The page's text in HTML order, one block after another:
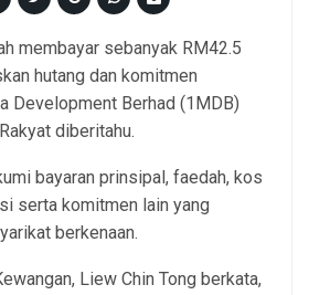
membayar sebanyak RM42.5
hutang dan komitmen
Development Berhad (1MDB)
diberitahu.
bayaran prinsipal, faedah, kos
serta komitmen lain yang
berkenaan.
Liew Chin Tong berkata,